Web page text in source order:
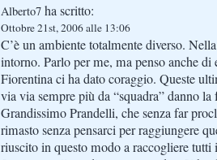
Alberto7 ha scritto:
Ottobre 21st, 2006 alle 13:06
C’è un ambiente totalmente diverso.
intorno. Parlo per me, ma penso anche di
Fiorentina ci ha dato coraggio. Queste
via via sempre più da “squadra” danno
Grandissimo Prandelli, che senza far
rimasto senza pensarci per raggiungere
riuscito in questo modo a raccogliere tutti